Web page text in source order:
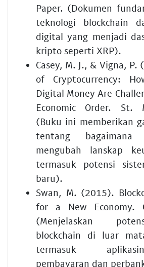
Paper. (Dokumen
teknologi blockchain
digital yang menjadi
kripto seperti XRP).
Casey, M. J., & Vigna, P.
of Cryptocurrency:
Digital Money Are
Economic Order. St.
(Buku ini memberikan
tentang bagaimana
mengubah lanskap
termasuk potensi
baru).
Swan, M. (2015).
for a New Economy.
(Menjelaskan
blockchain di luar
termasuk
pembayaran dan